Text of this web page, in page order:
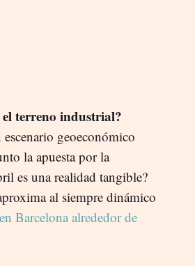
terreno industrial?
geoeconómico
la apuesta por la
es una realidad tangible?
al siempre dinámico
Barcelona alrededor de